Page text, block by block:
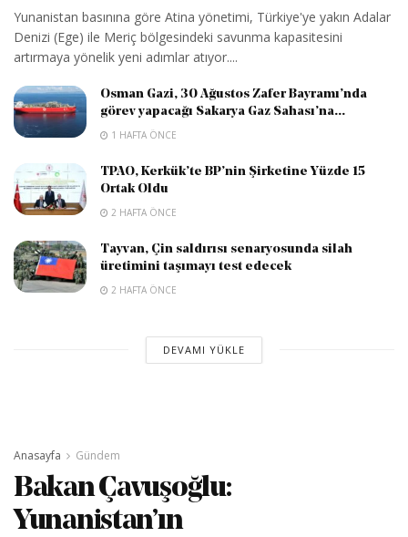
Yunanistan basınına göre Atina yönetimi, Türkiye'ye yakın Adalar
Denizi (Ege) ile Meriç bölgesindeki savunma kapasitesini
artırmaya yönelik yeni adımlar atıyor....
Osman Gazi, 30 Ağustos Zafer Bayramı’nda
görev yapacağı Sakarya Gaz Sahası’na...
1 HAFTA ÖNCE
TPAO, Kerkük’te BP’nin Şirketine Yüzde 15
Ortak Oldu
2 HAFTA ÖNCE
Tayvan, Çin saldırısı senaryosunda silah
üretimini taşımayı test edecek
2 HAFTA ÖNCE
DEVAMI YÜKLE
Anasayfa Gündem
Bakan Çavuşoğlu:
Yunanistan’ın